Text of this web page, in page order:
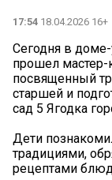
17:54 18.04.2026 16+
Сегодня в
прошел мастер-
посвященный
старшей и
сад 5 Ягодка
Дети
традициями,
рецептами